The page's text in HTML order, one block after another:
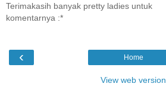
Terimakasih banyak pretty ladies untuk
komentarnya :*
‹ Home
View web version